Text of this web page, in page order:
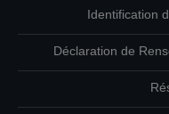
Identification
Déclaration de